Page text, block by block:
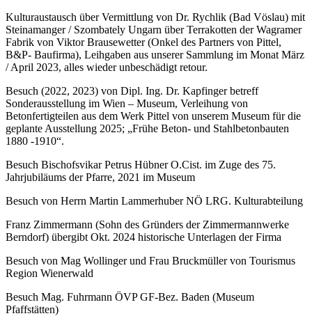
Kulturaustausch über Vermittlung von Dr. Rychlik (Bad Vöslau) mit
Steinamanger / Szombately Ungarn über Terrakotten der Wagramer
Fabrik von Viktor Brausewetter (Onkel des Partners von Pittel,
B&P- Baufirma), Leihgaben aus unserer Sammlung im Monat März
/ April 2023, alles wieder unbeschädigt retour.
Besuch (2022, 2023) von Dipl. Ing. Dr. Kapfinger betreff
Sonderausstellung im Wien – Museum, Verleihung von
Betonfertigteilen aus dem Werk Pittel von unserem Museum für die
geplante Ausstellung 2025; „Frühe Beton- und Stahlbetonbauten
1880 -1910“.
Besuch Bischofsvikar Petrus Hübner O.Cist. im Zuge des 75.
Jahrjubiläums der Pfarre, 2021 im Museum
Besuch von Herrn Martin Lammerhuber NÖ LRG. Kulturabteilung
Franz Zimmermann (Sohn des Gründers der Zimmermannwerke
Berndorf) übergibt Okt. 2024 historische Unterlagen der Firma
Besuch von Mag Wollinger und Frau Bruckmüller von Tourismus
Region Wienerwald
Besuch Mag. Fuhrmann ÖVP GF-Bez. Baden (Museum
Pfaffstätten)